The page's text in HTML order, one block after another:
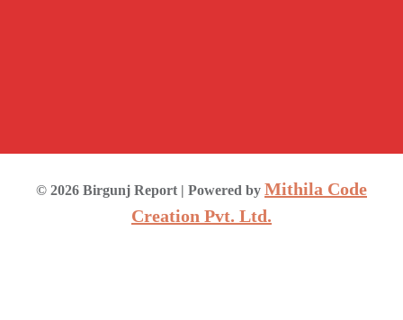
© 2026 Birgunj Report | Powered by Mithila Code
Creation Pvt. Ltd.